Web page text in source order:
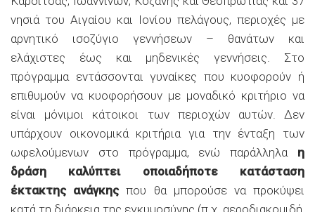
νησιά του Αιγαίου και Ιονίου πελάγους, περιοχές με
αρνητικό ισοζύγιο γεννήσεων – θανάτων και
ελάχιστες έως και μηδενικές γεννήσεις. Στο
πρόγραμμα εντάσσονται γυναίκες που κυοφορούν ή
επιθυμούν να κυοφορήσουν με μοναδικό κριτήριο να
είναι μόνιμοι κάτοικοι των περιοχών αυτών. Δεν
υπάρχουν οικονομικά κριτήρια για την ένταξη των
ωφελούμενων στο πρόγραμμα, ενώ παράλληλα η
δράση καλύπτει οποιαδήποτε κατάσταση
έκτακτης ανάγκηςπου θα μπορούσε να προκύψει
κατά τη διάρκεια της εγκυμοσύνης (π.χ. αεροδιακομιδή,